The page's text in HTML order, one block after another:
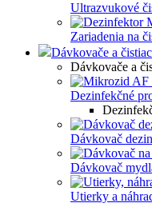
Ultrazvukové
Zariadenia na
Dávkovače a
Dávkovače a
Dezinfekčné
Dávkovač
Dávkovač
Utierky a